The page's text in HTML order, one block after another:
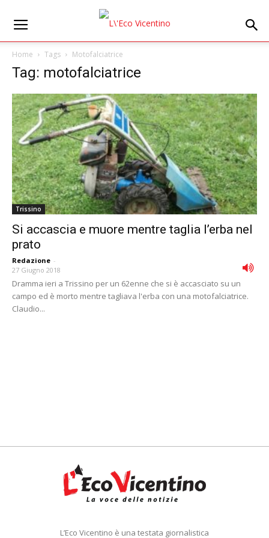
Home Tags Motofalciatrice
Tag: motofalciatrice
Trissino
Si accascia e muore mentre taglia l’erba nel
prato
Redazione -
27 Giugno 2018
Dramma ieri a Trissino per un 62enne che si è accasciato su un
campo ed è morto mentre tagliava l'erba con una motofalciatrice.
Claudio...
L’Eco Vicentino è una testata giornalistica